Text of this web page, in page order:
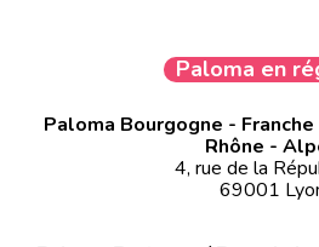
Paloma en
Paloma Bourgogne -
Rhône -
4, rue de la
69001